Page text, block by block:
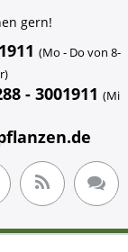
gern!
(Mo - Do von 8-
- 3001911 (Mi